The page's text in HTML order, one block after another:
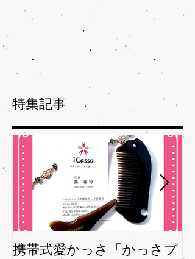
特集記事
携帯式愛かっさ「かっさプ